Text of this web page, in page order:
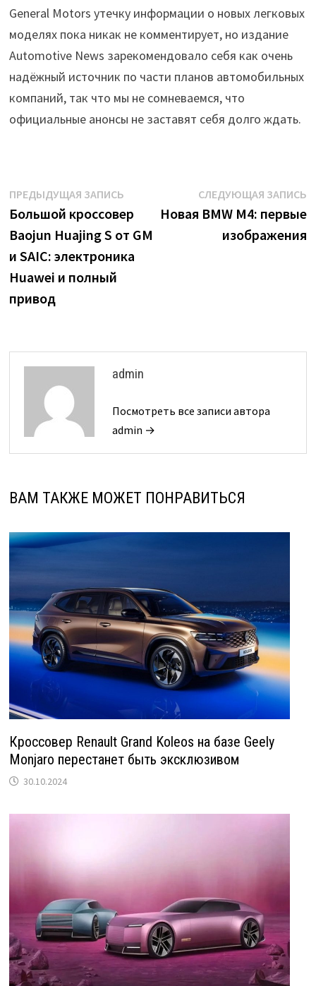
General Motors утечку информации о новых легковых
моделях пока никак не комментирует, но издание
Automotive News зарекомендовало себя как очень
надёжный источник по части планов автомобильных
компаний, так что мы не сомневаемся, что
официальные анонсы не заставят себя долго ждать.
Навигация
по
записям
ПРЕДЫДУЩАЯ ЗАПИСЬПредыдущая
запись:
Большой кроссовер
Baojun Huajing S от GM
и SAIC: электроника
Huawei и полный
привод
СЛЕДУЮЩАЯ ЗАПИСЬ
Новая BMW M4: первые
изображения
admin
Посмотреть все записи автора
admin →
ВАМ ТАКЖЕ МОЖЕТ ПОНРАВИТЬСЯ
Кроссовер Renault Grand Koleos на базе Geely
Monjaro перестанет быть эксклюзивом
30.10.2024